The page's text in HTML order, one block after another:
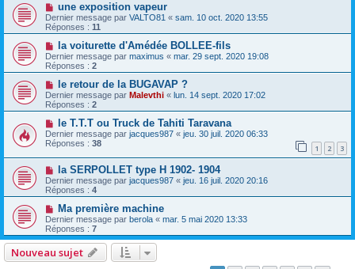
une exposition vapeur
Dernier message par VALTO81 « sam. 10 oct. 2020 13:55
Réponses : 11
la voiturette d'Amédée BOLLEE-fils
Dernier message par maximus « mar. 29 sept. 2020 19:08
Réponses : 2
le retour de la BUGAVAP ?
Dernier message par Malevthi « lun. 14 sept. 2020 17:02
Réponses : 2
le T.T.T ou Truck de Tahiti Taravana
Dernier message par jacques987 « jeu. 30 juil. 2020 06:33
Réponses : 38 1 2 3
la SERPOLLET type H 1902- 1904
Dernier message par jacques987 « jeu. 16 juil. 2020 20:16
Réponses : 4
Ma première machine
Dernier message par berola « mar. 5 mai 2020 13:33
Réponses : 7
Nouveau sujet